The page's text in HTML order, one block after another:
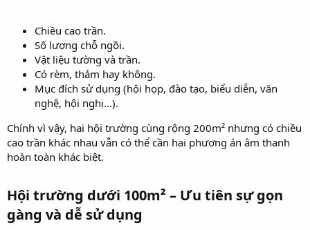
Chiều cao trần.
Số lượng chỗ ngồi.
Vật liệu tường và trần.
Có rèm, thảm hay không.
Mục đích sử dụng (hội họp, đào tạo, biểu diễn, văn
nghệ, hội nghị...).
Chính vì vậy, hai hội trường cùng rộng 200m² nhưng có chiều
cao trần khác nhau vẫn có thể cần hai phương án âm thanh
hoàn toàn khác biệt.
Hội trường dưới 100m² – Ưu tiên sự gọn
gàng và dễ sử dụng​